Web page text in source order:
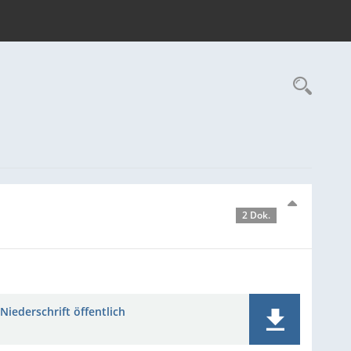
2 Dok.
Niederschrift öffentlich